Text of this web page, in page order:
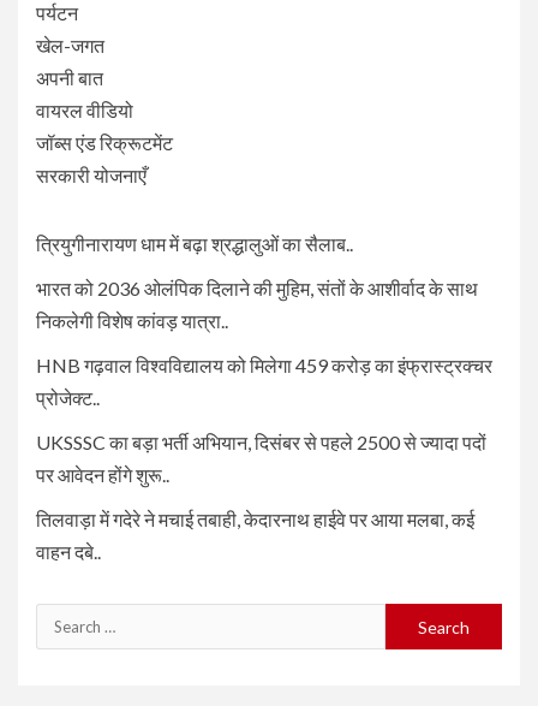
पर्यटन
खेल-जगत
अपनी बात
वायरल वीडियो
जॉब्स एंड रिक्रूटमेंट
सरकारी योजनाएँ
त्रियुगीनारायण धाम में बढ़ा श्रद्धालुओं का सैलाब..
भारत को 2036 ओलंपिक दिलाने की मुहिम, संतों के आशीर्वाद के साथ
निकलेगी विशेष कांवड़ यात्रा..
HNB गढ़वाल विश्वविद्यालय को मिलेगा 459 करोड़ का इंफ्रास्ट्रक्चर
प्रोजेक्ट..
UKSSSC का बड़ा भर्ती अभियान, दिसंबर से पहले 2500 से ज्यादा पदों
पर आवेदन होंगे शुरू..
तिलवाड़ा में गदेरे ने मचाई तबाही, केदारनाथ हाईवे पर आया मलबा, कई
वाहन दबे..
Search
for: